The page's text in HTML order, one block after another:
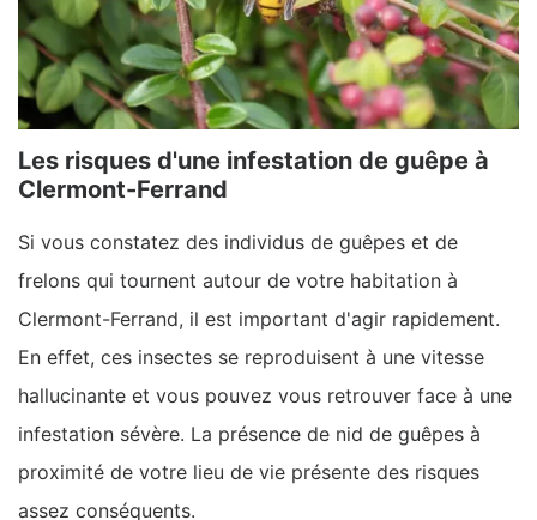
Les risques d'une infestation de guêpe à
Clermont-Ferrand
Si vous constatez des individus de guêpes et de
frelons qui tournent autour de votre habitation à
Clermont-Ferrand, il est important d'agir rapidement.
En effet, ces insectes se reproduisent à une vitesse
hallucinante et vous pouvez vous retrouver face à une
infestation sévère. La présence de nid de guêpes à
proximité de votre lieu de vie présente des risques
assez conséquents.